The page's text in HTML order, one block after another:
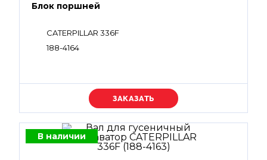
Блок поршней
CATERPILLAR 336F
188-4164
Уточняйте цену
В наличии